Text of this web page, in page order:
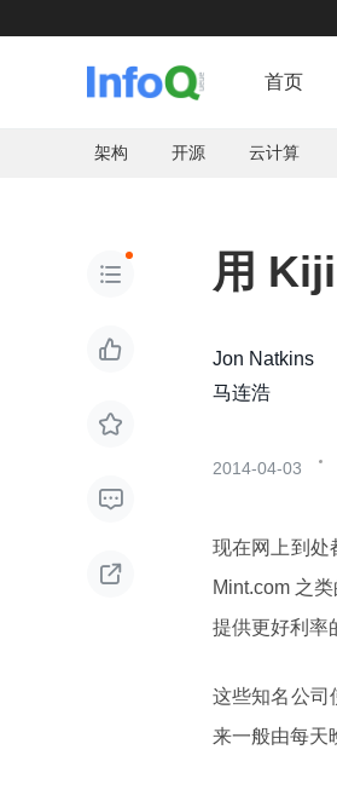
首页
架构 开源 云计算





用
Jon Natkins
马连浩
2014-04-03
现在网上到处
Mint.com 之
提供更好利率
这些知名公司
来一般由每天